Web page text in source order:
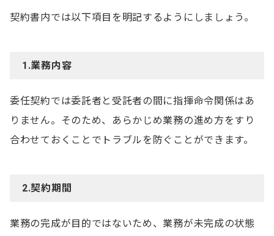
契約書内では以下項目を明記するようにしましょう。
1.業務内容
委任契約では委託者と受託者の間に指揮命令関係はあ
りません。そのため、あらかじめ業務の進め方をすり
合わせておくことでトラブルを防ぐことができます。
2.契約期間
業務の完成が目的ではないため、業務が未完成の状態